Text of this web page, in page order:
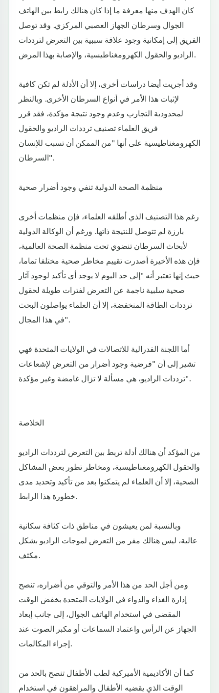
كان الهدف منها معرفة ما إذا كان هنالك رابط بين الهاتف
الجوال وسرطان الجهاز العصبي المركزي. وقد توصل
الفريق إلى إمكانية وجود علاقة سببية بين التعرض لترددات
الراديو والحقول الكهرومغناطيسية، والإصابة بهذا المرض.
وقد أجريت أيضا دراسات أخرى، إلا أن الأدلة لم تكن كافية
لإثبات هذا الأمر في أنواع السرطان الأخرى. وبالنظر
لمحدودية التجارب وعدم وجود نتيجة مؤكدة، فقد قرر
فريق العلماء تصنيف ترددات الراديو والحقول
الكهرومغناطيسية على أنها "من الممكن أن تسبب للإنسان
السرطان".
منظمة الصحة الدولية تنفي وجود أضرار صحية
رغم هذا التصنيف الذي أطلقه العلماء، فإن منظمات أخرى
بارزة لم تتوصل للنتيجة ذاتها. ورغم أن الوكالة الدولية
لأبحاث السرطان تنضوي تحت منظمة الصحة العالمية،
فإن هذه الأخيرة أصدرت تقييم مخاطر صحية مختلفا تماما،
حيث إنها تعتبر أنه "إلى حد اليوم لا يوجد أي تأكيد لوجود آثار
صحية سلبية ناجمة عن التعرض لفترات طويلة لحقول
ترددات الطاقة المنخفضة، إلا أن العلماء يواصلون البحث
في هذا المجال".
أما اللجنة الفدرالية للاتصالات في الولايات المتحدة فهي
تشير إلى أن "فرضية وجود أضرار من التعرض لإشعاعات
ترددات الراديو، هي مسألة لا تزال غامضة وغير مؤكدة".
الخلاصة
من المؤكد أن هنالك أدلة تربط بين التعرض لترددات الراديو
والحقول الكهرومغناطيسية، ومخاطر تطور بعض المشاكل
الصحية، إلا أن العلماء لم يتمكنوا بعد من تأكيد وتحديد مدى
خطورة هذا الرابط.
وبالنسبة لمن يعيشون في مناطق ذات كثافة سكانية
عالية، ليس هنالك مفر من التعرض لموجات الراديو بشكل
مكثف.
ومن أجل الحد من هذا الأمر والتوقي من أضراره، تنصح
إدارة الغذاء والدواء في الولايات المتحدة بخفض الوقت
المقضى في استخدام الهاتف الجوال، إلى جانب إبعاد
الجهاز عن الرأس واعتماد السماعات أو مكبر الصوت عند
إجراء المكالمات.
كما أن الأكاديمية الأميركية لطب الأطفال تنصح بالحد من
الوقت الذي يقضيه الأطفال والمراهقون في استخدام